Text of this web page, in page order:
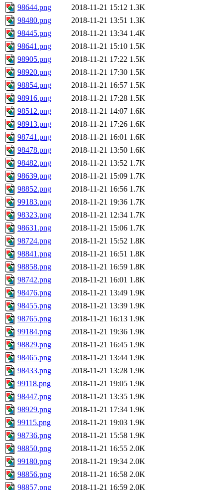
98644.png
2018-11-21 15:12 1.3K
98480.png
2018-11-21 13:51 1.3K
98445.png
2018-11-21 13:34 1.4K
98641.png
2018-11-21 15:10 1.5K
98905.png
2018-11-21 17:22 1.5K
98920.png
2018-11-21 17:30 1.5K
98854.png
2018-11-21 16:57 1.5K
98916.png
2018-11-21 17:28 1.5K
98512.png
2018-11-21 14:07 1.6K
98913.png
2018-11-21 17:26 1.6K
98741.png
2018-11-21 16:01 1.6K
98478.png
2018-11-21 13:50 1.6K
98482.png
2018-11-21 13:52 1.7K
98639.png
2018-11-21 15:09 1.7K
98852.png
2018-11-21 16:56 1.7K
99183.png
2018-11-21 19:36 1.7K
98323.png
2018-11-21 12:34 1.7K
98631.png
2018-11-21 15:06 1.7K
98724.png
2018-11-21 15:52 1.8K
98841.png
2018-11-21 16:51 1.8K
98858.png
2018-11-21 16:59 1.8K
98742.png
2018-11-21 16:01 1.8K
98476.png
2018-11-21 13:49 1.9K
98455.png
2018-11-21 13:39 1.9K
98765.png
2018-11-21 16:13 1.9K
99184.png
2018-11-21 19:36 1.9K
98829.png
2018-11-21 16:45 1.9K
98465.png
2018-11-21 13:44 1.9K
98433.png
2018-11-21 13:28 1.9K
99118.png
2018-11-21 19:05 1.9K
98447.png
2018-11-21 13:35 1.9K
98929.png
2018-11-21 17:34 1.9K
99115.png
2018-11-21 19:03 1.9K
98736.png
2018-11-21 15:58 1.9K
98850.png
2018-11-21 16:55 2.0K
99180.png
2018-11-21 19:34 2.0K
98856.png
2018-11-21 16:58 2.0K
98857.png
2018-11-21 16:59 2.0K